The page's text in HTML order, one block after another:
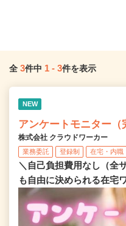
全 3件中 1 - 3件を表示
NEW
アンケートモニター（
株式会社 クラウドワーカー
業務委託 登録制 在宅・内職
＼自己負担費用なし（
も自由に決められる在宅